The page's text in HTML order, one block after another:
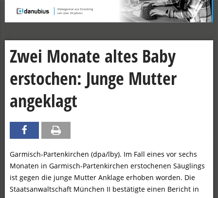
Zwei Monate altes Baby
erstochen: Junge Mutter
angeklagt
Garmisch-Partenkirchen (dpa/lby). Im Fall eines vor sechs
Monaten in Garmisch-Partenkirchen erstochenen Säuglings
ist gegen die junge Mutter Anklage erhoben worden. Die
Staatsanwaltschaft München II bestätigte einen Bericht in